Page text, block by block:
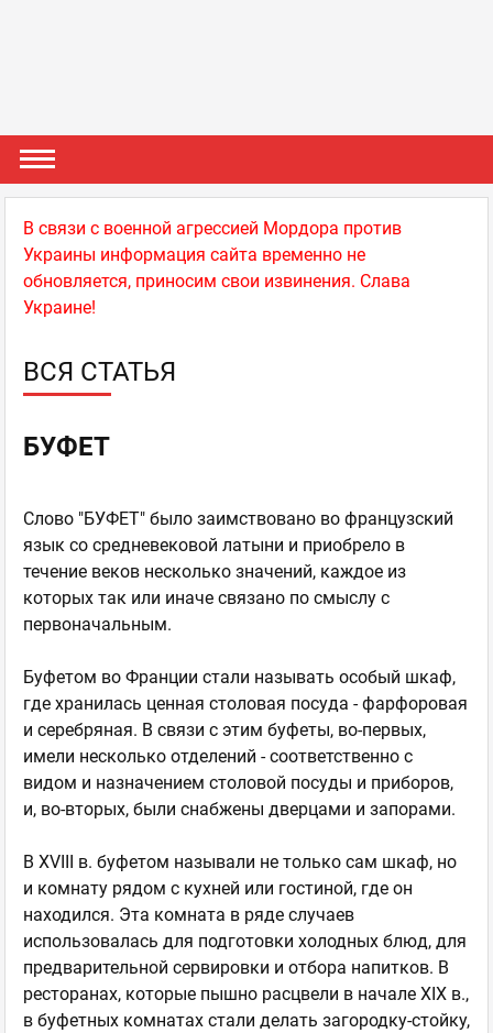
В связи с военной агрессией Мордора против
Украины информация сайта временно не
обновляется, приносим свои извинения. Слава
Украине!
ВСЯ СТАТЬЯ
БУФЕТ
Слово "БУФЕТ" было заимствовано во французский
язык со средневековой латыни и приобрело в
течение веков несколько значений, каждое из
которых так или иначе связано по смыслу с
первоначальным.
Буфетом во Франции стали называть особый шкаф,
где хранилась ценная столовая посуда - фарфоровая
и серебряная. В связи с этим буфеты, во-первых,
имели несколько отделений - соответственно с
видом и назначением столовой посуды и приборов,
и, во-вторых, были снабжены дверцами и запорами.
В XVIII в. буфетом называли не только сам шкаф, но
и комнату рядом с кухней или гостиной, где он
находился. Эта комната в ряде случаев
использовалась для подготовки холодных блюд, для
предварительной сервировки и отбора напитков. В
ресторанах, которые пышно расцвели в начале XIX в.,
в буфетных комнатах стали делать загородку-стойку,